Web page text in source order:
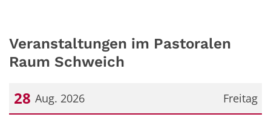
Veranstaltungen im Pastoralen
Raum Schweich
Freitag
28 Aug. 2026